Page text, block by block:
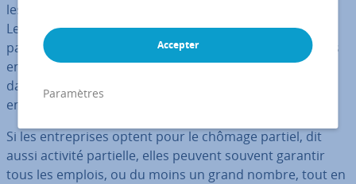
les en­tre­prises se re­trou­vent en dif­fi­culté éco­no­mique.
Les salaires du personnel re­pré­sen­tent une grande
partie des frais de fonc­tion­ne­ment. Par con­sé­quent, les
em­ployeurs sont souvent con­fron­tés à deux options
dans ce cas de figure : licencier les employés ou mettre
en place un chômage partiel.
Si les en­tre­prises optent pour le chômage partiel, dit
aussi activité partielle, elles peuvent souvent garantir
tous les emplois, ou du moins un grand nombre, tout en
Accepter
Paramètres